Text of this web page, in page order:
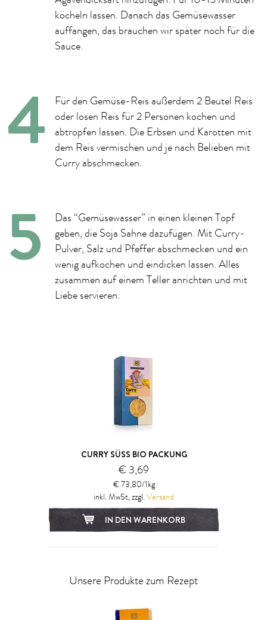
köcheln lassen. Danach das Gemüsewasser
auffangen, das brauchen wir später noch für die
Sauce.
Für den Gemüse-Reis außerdem 2 Beutel Reis
oder losen Reis für 2 Personen kochen und
abtropfen lassen. Die Erbsen und Karotten mit
dem Reis vermischen und je nach Belieben mit
Curry abschmecken.
Das “Gemüsewasser” in einen kleinen Topf
geben, die Soja Sahne dazufügen. Mit Curry-
Pulver, Salz und Pfeffer abschmecken und ein
wenig aufkochen und eindicken lassen. Alles
zusammen auf einem Teller anrichten und mit
Liebe servieren.
CURRY SÜSS BIO PACKUNG
€ 3,69
€ 73,80/1kg
inkl. MwSt, zzgl. Versand
IN DEN WARENKORB
Unsere Produkte zum Rezept